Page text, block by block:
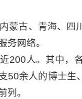
蒙古、青海、四
务网络。
200人。其中，
50余人的博士生
列。